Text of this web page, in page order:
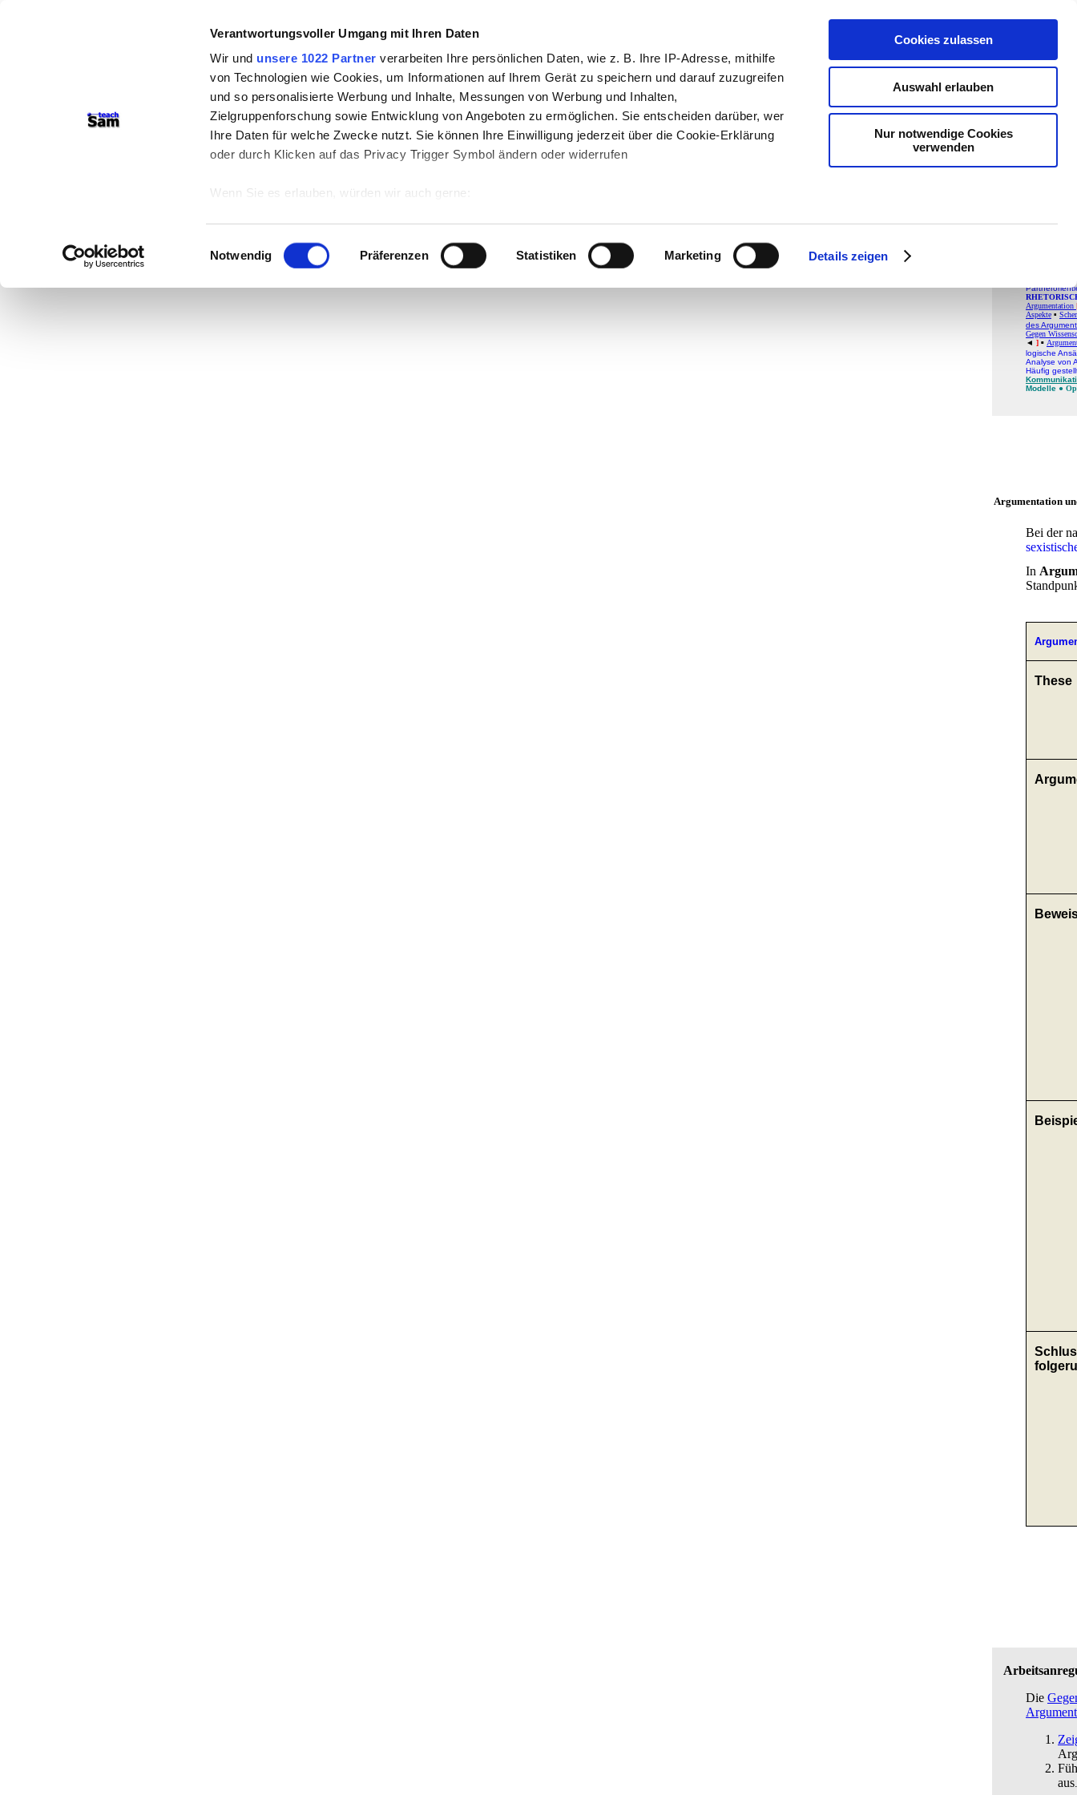
Verantwortungsvoller Umgang mit Ihren Daten
Wir und unsere 1022 Partner verarbeiten Ihre persönlichen Daten, wie z. B. Ihre IP-Adresse, mithilfe
von Technologien wie Cookies, um Informationen auf Ihrem Gerät zu speichern und darauf zuzugreifen
und so personalisierte Werbung und Inhalte, Messungen von Werbung und Inhalten,
Zielgruppenforschung sowie Entwicklung von Angeboten zu ermöglichen. Sie entscheiden darüber, wer
Ihre Daten für welche Zwecke nutzt. Sie können Ihre Einwilligung jederzeit über die Cookie-Erklärung
oder durch Klicken auf das Privacy Trigger Symbol ändern oder widerrufen
Wenn Sie es erlauben, würden wir auch gerne:
Ihr Gerät durch aktives Scannen nach bestimmten Merkmalen (Fingerprinting) identifizieren
Einwilligungsauswahl
Notwendig Präferenzen Statistiken Marketing Details zeigen
Cookies zulassen
Auswahl erlauben
Nur notwendige Cookies
verwenden
teachSam-
Didaktik-
Argumentation
Aspekte ▪
des
Gegen
◄ ] ▪
logische
Analyse von
Häufig
Modelle ●
Argumentation
Bei der
In
These
Die
Argument
aus.